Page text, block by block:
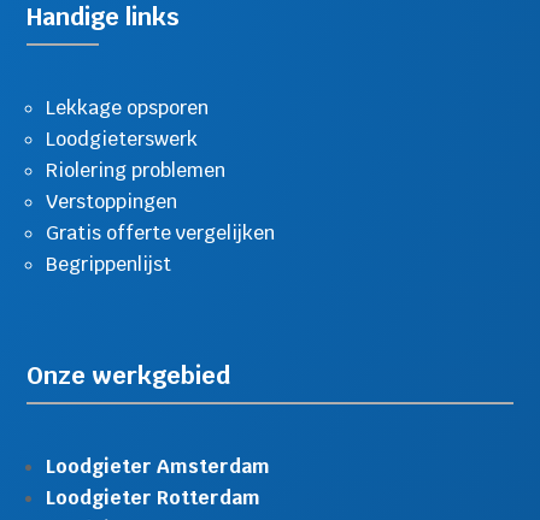
Handige links
Lekkage opsporen
Loodgieterswerk
Riolering problemen
Verstoppingen
Gratis offerte vergelijken
Begrippenlijst
Onze werkgebied
Loodgieter Amsterdam
Loodgieter Rotterdam